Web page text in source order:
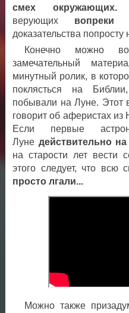
смех
верующих
доказательства
Конечно можно
замечательный
минутный ролик, в
поклясться на
побывали на Луне. Этот
говорит об аферистах
Если первые
Луне действительно
на старости лет вести
этого следует, что всю
просто лгали...
Можно также